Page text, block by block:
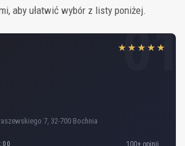
aby ułatwić wybór z listy poniżej.
01
★★★★★
7, 32-700 Bochnia
100+ opinii